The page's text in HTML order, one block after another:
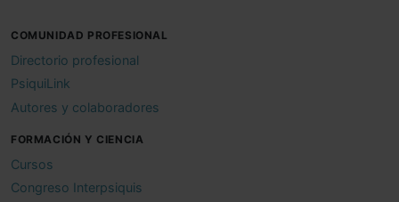
COMUNIDAD PROFESIONAL
Directorio profesional
PsiquiLink
Autores y colaboradores
FORMACIÓN Y CIENCIA
Cursos
Congreso Interpsiquis